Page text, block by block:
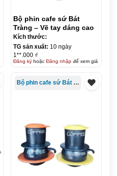
Bộ phin cafe sứ Bát
Tràng – Vẽ tay dáng cao
Kích thước:
TG sản xuất: 10 ngày
1**.000 ₫
Đăng kýhoặc Đăng nhậpđể xem giá
Bộ phin cafe sứ Bát Tràng